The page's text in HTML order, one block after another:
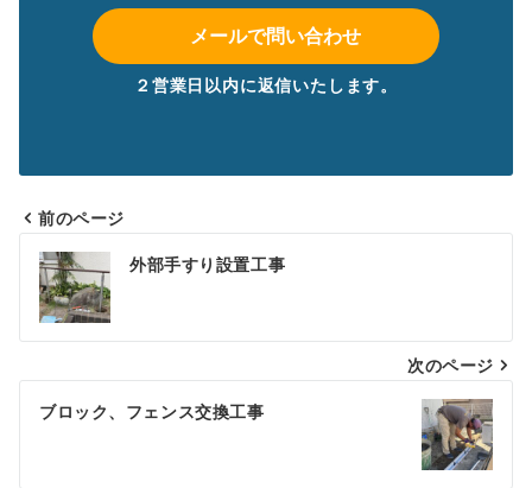
メールで問い合わせ
２営業日以内に返信いたします。
投
稿
ナ
ビ
ゲ
前のページ
外部手すり設置工事
次のページ
ブロック、フェンス交換工事